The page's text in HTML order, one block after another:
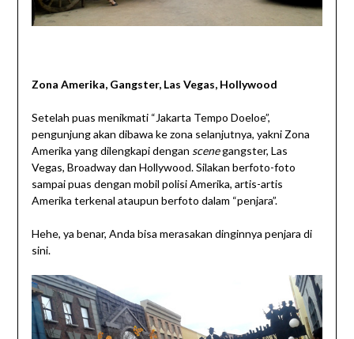
Zona Amerika, Gangster, Las Vegas, Hollywood
Setelah puas menikmati “Jakarta Tempo Doeloe”,
pengunjung akan dibawa ke zona selanjutnya, yakni Zona
Amerika yang dilengkapi dengan scenegangster, Las
Vegas, Broadway dan Hollywood. Silakan berfoto-foto
sampai puas dengan mobil polisi Amerika, artis-artis
Amerika terkenal ataupun berfoto dalam “penjara”.
Hehe, ya benar, Anda bisa merasakan dinginnya penjara di
sini.